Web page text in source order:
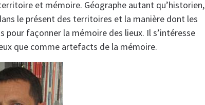
et mémoire. Géographe autant qu’historien,
le présent des territoires et la manière dont les
pour façonner la mémoire des lieux. Il s’intéresse
que comme artefacts de la mémoire.